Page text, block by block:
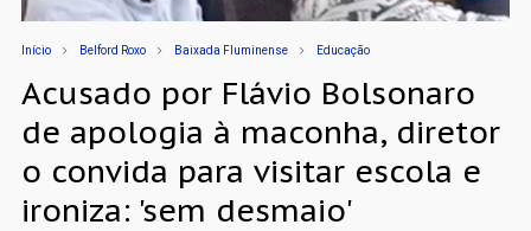
Início Belford Roxo Baixada Fluminense Educação
Acusado por Flávio Bolsonaro
de apologia à maconha, diretor
o convida para visitar escola e
ironiza: 'sem desmaio'